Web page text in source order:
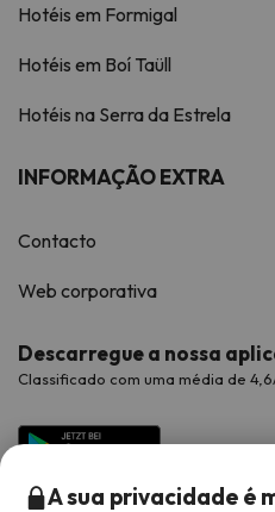
Hotéis em Formigal
Hotéis em Boí Taüll
Hotéis na Serra da Estrela
INFORMAÇÃO EXTRA
Contacto
Web corporativa
Descarregue a nossa
Classificado com uma média de
A sua privacidade é